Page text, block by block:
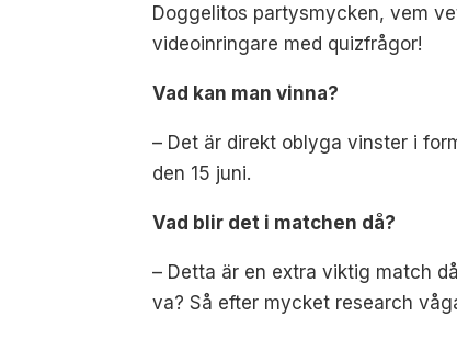
Doggelitos partysmycken, vem
videoinringare med quizfrågor!
Vad kan man vinna?
– Det är direkt oblyga vinster i
den 15 juni.
Vad blir det i matchen då?
– Detta är en extra viktig match
va? Så efter mycket research